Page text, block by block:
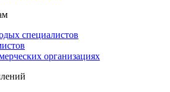
специалистов
организациях